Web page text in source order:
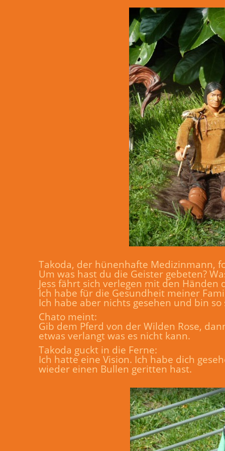
Takoda, der hünenhafte Medizinmann,
Um was hast du die Geister gebeten?
Jess fährt sich verlegen mit den
Ich habe für die Gesundheit meiner
Ich habe aber nichts gesehen und bin
Chato meint:
Gib dem Pferd von der Wilden Rose,
etwas verlangt was es nicht kann.
Takoda guckt in die Ferne:
Ich hatte eine Vision. Ich habe dich
wieder einen Bullen geritten hast.